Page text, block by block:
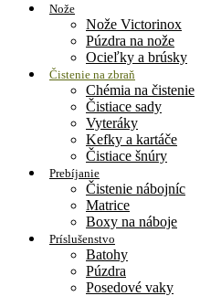
Nože
Nože Victorinox
Púzdra na nože
Ocieľky a brúsky
Čistenie na zbraň
Chémia na čistenie
Čistiace sady
Vyteráky
Kefky a kartáče
Čistiace šnúry
Prebíjanie
Čistenie nábojníc
Matrice
Boxy na náboje
Príslušenstvo
Batohy
Púzdra
Posedové vaky